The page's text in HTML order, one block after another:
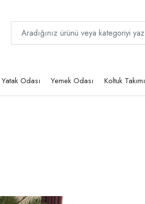
Yatak Odası Yemek Odası Koltuk Takımı